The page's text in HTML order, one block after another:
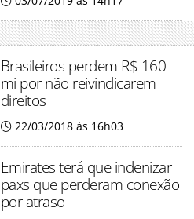
Brasileiros perdem R$ 160
mi por não reivindicarem
direitos
22/03/2018 às 16h03
Emirates terá que indenizar
paxs que perderam conexão
por atraso